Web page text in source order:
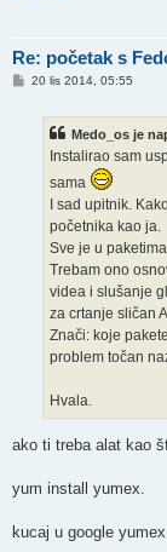
Re: početak s
P20 lis 2014, 05:55
Medo_os je
Instalirao sam
sama
I sad upitnik.
početnika kao ja.
Sve je u
Trebam ono
videa i slušanje
za crtanje sličan
Znači: koje
problem točan
Hvala.
ako ti treba alat kao
yum install yumex.
kucaj u google